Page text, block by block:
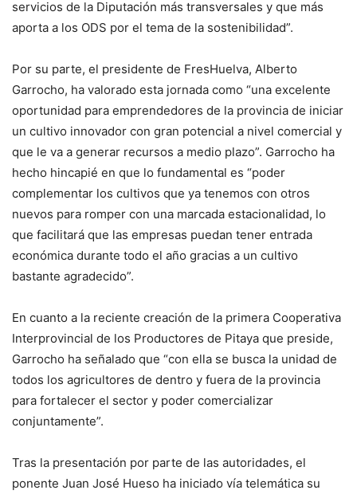
servicios de la Diputación más transversales y que más
aporta a los ODS por el tema de la sostenibilidad”.
Por su parte, el presidente de FresHuelva, Alberto
Garrocho, ha valorado esta jornada como “una excelente
oportunidad para emprendedores de la provincia de iniciar
un cultivo innovador con gran potencial a nivel comercial y
que le va a generar recursos a medio plazo”. Garrocho ha
hecho hincapié en que lo fundamental es “poder
complementar los cultivos que ya tenemos con otros
nuevos para romper con una marcada estacionalidad, lo
que facilitará que las empresas puedan tener entrada
económica durante todo el año gracias a un cultivo
bastante agradecido”.
En cuanto a la reciente creación de la primera Cooperativa
Interprovincial de los Productores de Pitaya que preside,
Garrocho ha señalado que “con ella se busca la unidad de
todos los agricultores de dentro y fuera de la provincia
para fortalecer el sector y poder comercializar
conjuntamente”.
Tras la presentación por parte de las autoridades, el
ponente Juan José Hueso ha iniciado vía telemática su